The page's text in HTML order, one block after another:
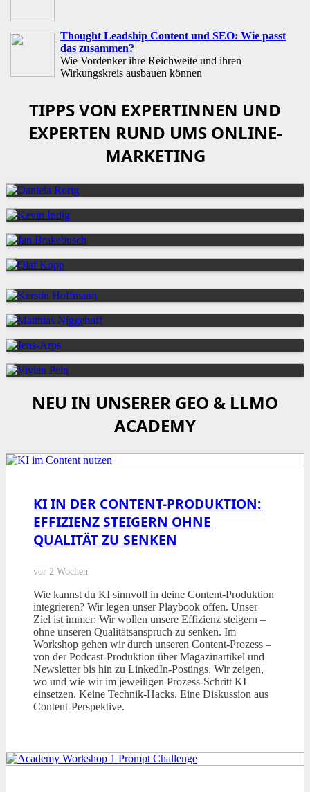
Thought Leadship Content und SEO: Wie passt
das zusammen?
Wie Vordenker ihre Reichweite und ihren
Wirkungskreis ausbauen können
TIPPS VON EXPERTINNEN UND
EXPERTEN RUND UMS ONLINE-
MARKETING
NEU IN UNSERER GEO & LLMO
ACADEMY
KI IN DER CONTENT-PRODUKTION:
EFFIZIENZ STEIGERN OHNE
QUALITÄT ZU SENKEN
vor 2 Wochen
Wie kannst du KI sinnvoll in deine Content-Produktion
integrieren? Wir legen unser Playbook offen. Unser
Ziel ist immer: Wir wollen unsere Effizienz steigern –
ohne unseren Qualitätsanspruch zu senken. Im
Workshop gehen wir durch unseren Content-Prozess –
von der Podcast-Produktion über Magazinartikel und
Newsletter bis hin zu LinkedIn-Postings. Wir zeigen,
wo und wie wir im jeweiligen Prozess-Schritt KI
einsetzen. Keine Technik-Hacks. Eine Diskussion aus
Content-Perspektive.